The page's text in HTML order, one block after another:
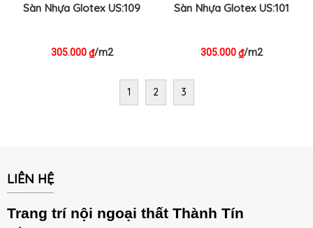
Sàn Nhựa Glotex US:109
305.000₫/m2
Sàn Nhựa Glotex US:101
305.000₫/m2
1 2 3
LIÊN HỆ
Trang trí nội ngoại thất Thành Tín